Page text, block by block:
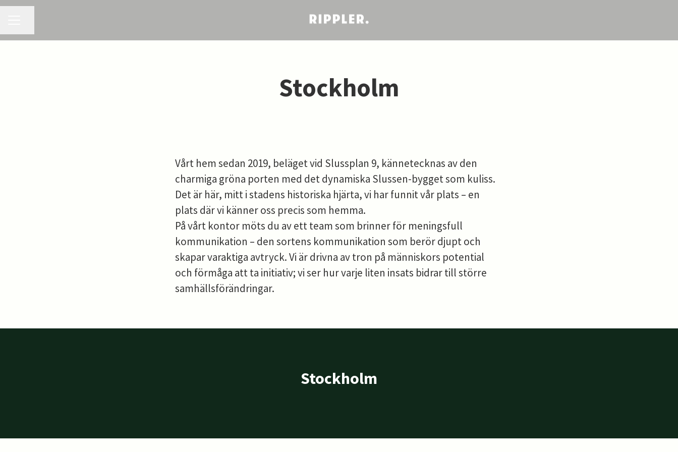
Stockholm
Vårt hem sedan 2019, beläget vid Slussplan 9, kännetecknas av den
charmiga gröna porten med det dynamiska Slussen-bygget som kuliss.
Det är här, mitt i stadens historiska hjärta, vi har funnit vår plats – en
plats där vi känner oss precis som hemma.
På vårt kontor möts du av ett team som brinner för meningsfull
kommunikation – den sortens kommunikation som berör djupt och
skapar varaktiga avtryck. Vi är drivna av tron på människors potential
och förmåga att ta initiativ; vi ser hur varje liten insats bidrar till större
samhällsförändringar.
Stockholm